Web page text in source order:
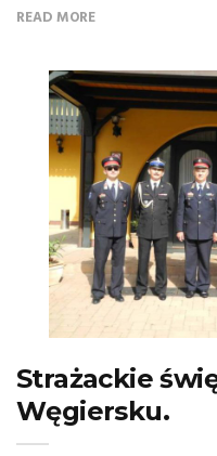
READ MORE
Strażackie
Węgiersku.